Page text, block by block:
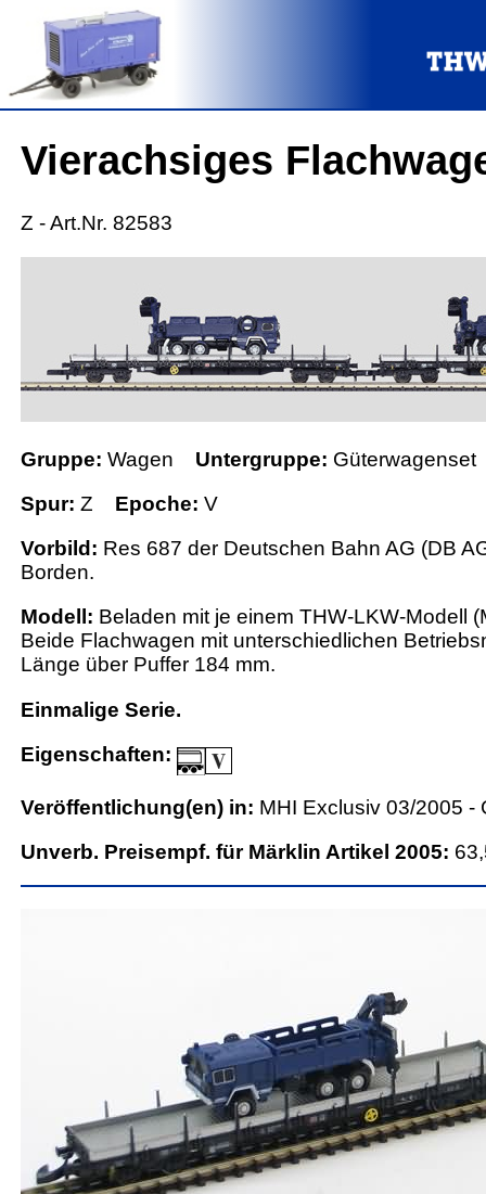
Vierachsiges
Z - Art.Nr. 82583
Gruppe: Wagen Untergruppe: Güterwagenset
Spur: Z Epoche: V
Vorbild: Res 687 der Deutschen Bahn AG (DB
Borden.
Modell: Beladen mit je einem THW-LKW-Modell
Beide Flachwagen mit unterschiedlichen
Länge über Puffer 184 mm.
Einmalige Serie.
Eigenschaften:
Veröffentlichung(en) in: MHI Exclusiv 03/2005 -
Unverb. Preisempf. für Märklin Artikel 2005: